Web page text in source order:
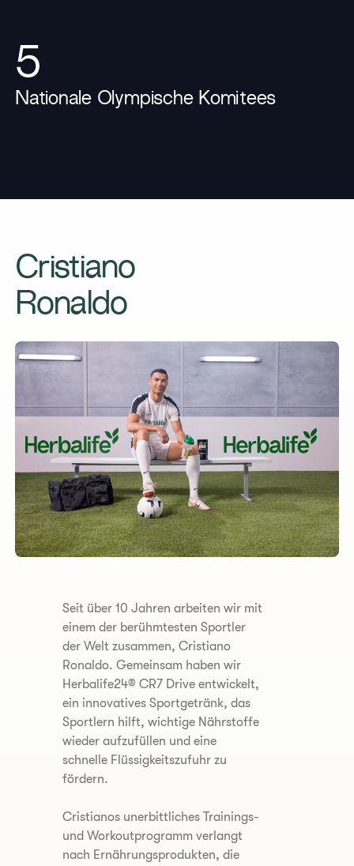
5
Nationale Olympische Komitees
Cristiano
Ronaldo
​Seit über 10 Jahren arbeiten wir mit
einem der berühmtesten Sportler
der Welt zusammen, Cristiano
Ronaldo. Gemeinsam haben wir
Herbalife24® CR7 Drive entwickelt,
ein innovatives Sportgetränk, das
Sportlern hilft, wichtige Nährstoffe
wieder aufzufüllen und eine
schnelle Flüssigkeitszufuhr zu
fördern.
Cristianos unerbittliches Trainings-
und Workoutprogramm verlangt
nach Ernährungsprodukten, die